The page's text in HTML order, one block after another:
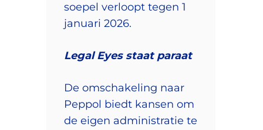
soepel verloopt tegen 1
januari 2026.
Legal Eyes staat paraat
De omschakeling naar
Peppol biedt kansen om
de eigen administratie te